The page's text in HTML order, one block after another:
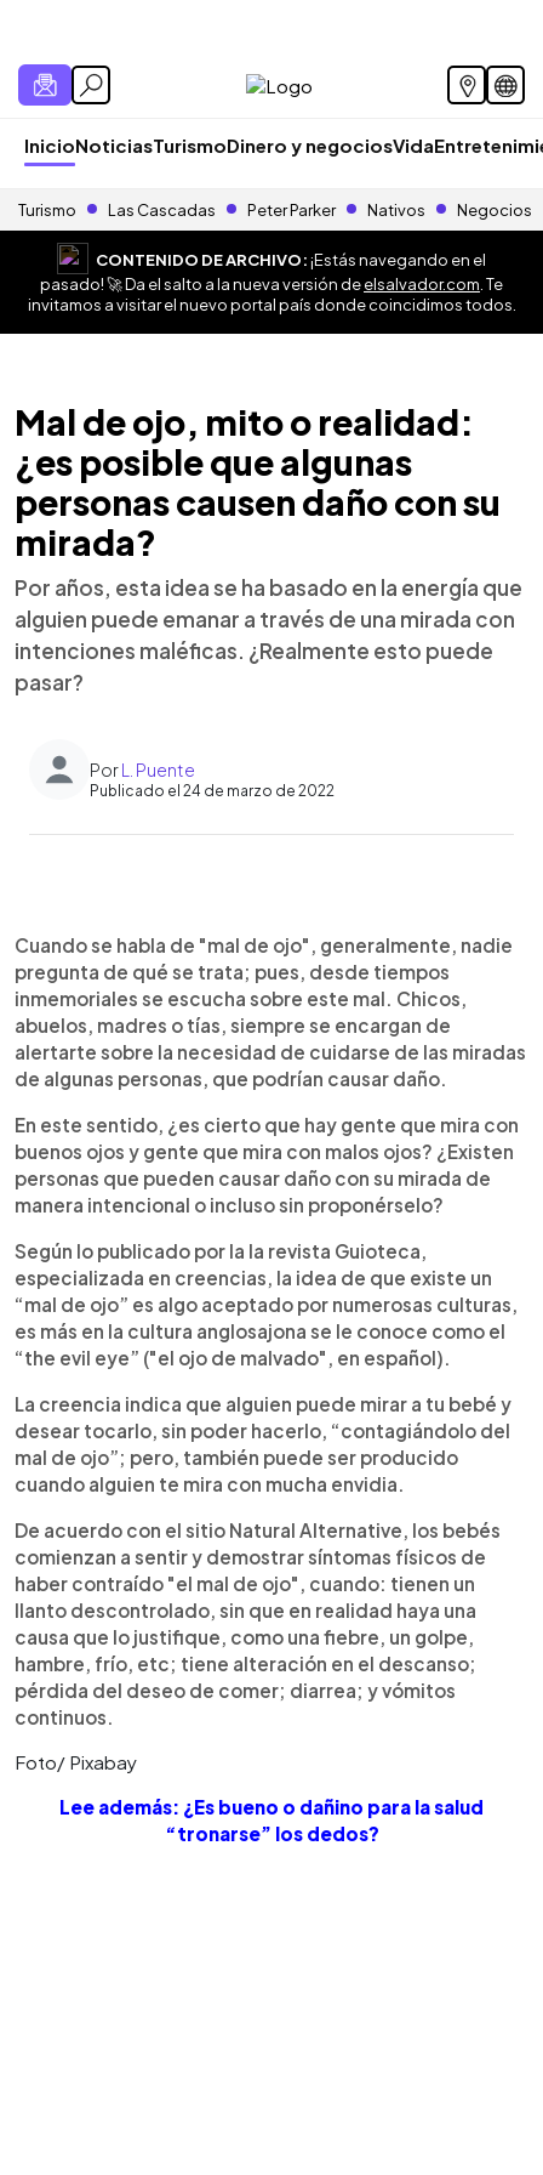
InicioNoticiasTurismoDinero y negociosVida
Turismo Las Cascadas Peter Parker Nativos Negocios
CONTENIDO DE ARCHIVO:¡Estás navegando en el
pasado! 🚀 Da el salto a la nueva versión deelsalvador.com . Te
invitamos a visitar el nuevo portal país donde coincidimos todos.
Mal de ojo, mito o realidad:
¿es posible que algunas
personas causen daño con su
mirada?
Por años, esta idea se ha basado en la energía que
alguien puede emanar a través de una mirada con
intenciones maléficas. ¿Realmente esto puede
pasar?
PorL. Puente
Publicado el 24 de marzo de 2022
► Escuchar artículo
Cuando se habla de "mal de ojo", generalmente, nadie
pregunta de qué se trata; pues, desde tiempos
inmemoriales se escucha sobre este mal. Chicos,
abuelos, madres o tías, siempre se encargan de
alertarte sobre la necesidad de cuidarse de las miradas
de algunas personas, que podrían causar daño.
En este sentido, ¿es cierto que hay gente que mira con
buenos ojos y gente que mira con malos ojos? ¿Existen
personas que pueden causar daño con su mirada de
manera intencional o incluso sin proponérselo?
Según lo publicado por la la revista Guioteca,
especializada en creencias, la idea de que existe un
“mal de ojo” es algo aceptado por numerosas culturas,
es más en la cultura anglosajona se le conoce como el
“the evil eye” ("el ojo de malvado", en español).
La creencia indica que alguien puede mirar a tu bebé y
desear tocarlo, sin poder hacerlo, “contagiándolo del
mal de ojo”; pero, también puede ser producido
cuando alguien te mira con mucha envidia.
De acuerdo con el sitio Natural Alternative, los bebés
comienzan a sentir y demostrar síntomas físicos de
haber contraído "el mal de ojo", cuando: tienen un
llanto descontrolado, sin que en realidad haya una
causa que lo justifique, como una fiebre, un golpe,
hambre, frío, etc; tiene alteración en el descanso;
pérdida del deseo de comer; diarrea; y vómitos
continuos.
Foto/ Pixabay
Lee además: ¿Es bueno o dañino para la salud
“tronarse” los dedos?